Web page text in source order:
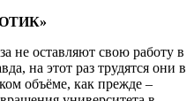
не оставляют свою работу в
на этот раз трудятся они в
объёме, как прежде –